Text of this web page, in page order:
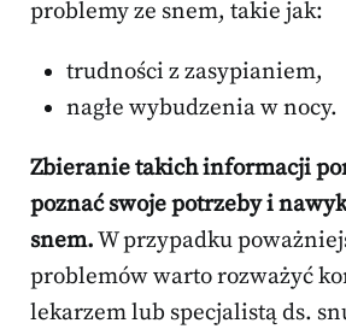
problemy ze snem, takie jak:
trudności z zasypianiem,
nagłe wybudzenia w nocy.
Zbieranie takich informacji
poznać swoje potrzeby i
snem.W przypadku
problemów warto rozważyć
lekarzem lub specjalistą ds.